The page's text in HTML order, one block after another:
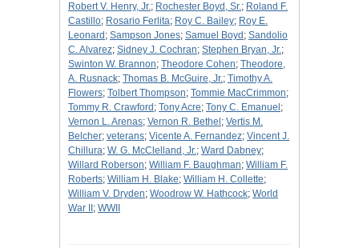
Robert V. Henry, Jr.; Rochester Boyd, Sr.; Roland F.
Castillo; Rosario Ferlita; Roy C. Bailey; Roy E.
Leonard ; Sampson Jones; Samuel Boyd ; Sandolio
C. Alvarez; Sidney J. Cochran; Stephen Bryan, Jr.;
Swinton W. Brannon; Theodore Cohen; Theodore,
A. Rusnack; Thomas B. McGuire, Jr.; Timothy A.
Flowers; Tolbert Thompson; Tommie MacCrimmon;
Tommy R. Crawford ; Tony Acre; Tony C. Emanuel ;
Vernon L. Arenas; Vernon R. Bethel ; Vertis M.
Belcher; veterans; Vicente A. Fernandez; Vincent J.
Chillura; W. G. McClelland, Jr.; Ward Dabney;
Willard Roberson; William F. Baughman; William F.
Roberts; William H. Blake; William H. Collette;
William V. Dryden; Woodrow W. Hathcock; World
War II ; WWII